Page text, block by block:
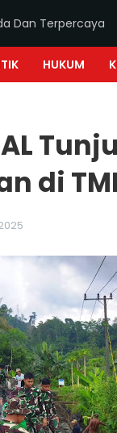
Dan Terpercaya
HUKUM
di